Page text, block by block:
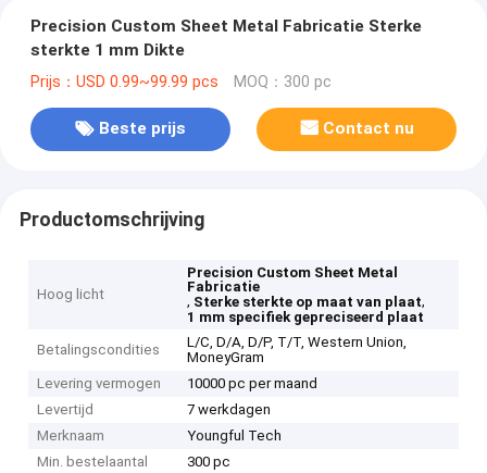
Precision Custom Sheet Metal Fabricatie Sterke
sterkte 1 mm Dikte
Prijs：USD 0.99~99.99 pcs MOQ：300 pc
Beste prijs Contact nu
Productomschrijving
Hoog licht
Precision Custom Sheet Metal
Fabricatie
, Sterke sterkte op maat van plaat,
1 mm specifiek gepreciseerd plaat
Betalingscondities
L/C, D/A, D/P, T/T, Western Union,
MoneyGram
Levering vermogen
10000 pc per maand
Levertijd
7 werkdagen
Merknaam
Youngful Tech
Min. bestelaantal
300 pc